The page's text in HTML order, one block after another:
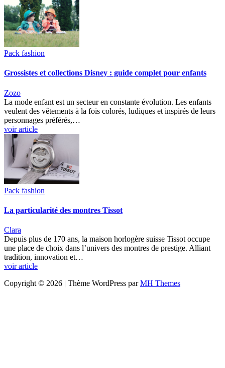
Pack fashion
Grossistes et collections Disney : guide complet pour enfants
Zozo
La mode enfant est un secteur en constante évolution. Les enfants
veulent des vêtements à la fois colorés, ludiques et inspirés de leurs
personnages préférés,…
voir article
Pack fashion
La particularité des montres Tissot
Clara
Depuis plus de 170 ans, la maison horlogère suisse Tissot occupe
une place de choix dans l’univers des montres de prestige. Alliant
tradition, innovation et…
voir article
Copyright © 2026 | Thème WordPress parMH Themes